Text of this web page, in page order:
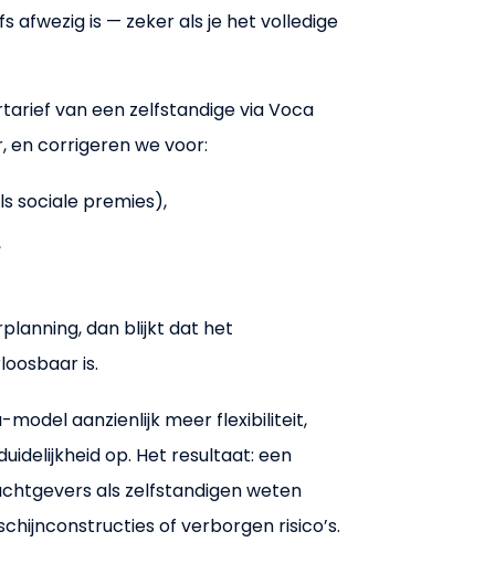
afwezig is — zeker als je het volledige
van een zelfstandige via Voca
en corrigeren we voor:
sociale premies),
dan blijkt dat het
is.
aanzienlijk meer flexibiliteit,
op. Het resultaat: een
als zelfstandigen weten
of verborgen risico’s.